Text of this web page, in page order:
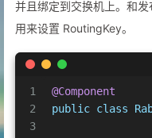
并且绑定到交换机上。和
用来设置 RoutingKey。
1
2
3
@Component
public class